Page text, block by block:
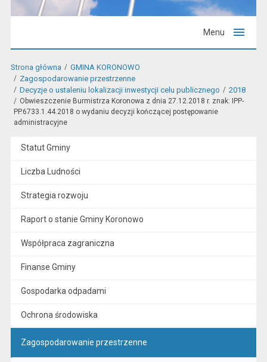
Menu
Strona główna
GMINA KORONOWO
Zagospodarowanie przestrzenne
Decyzje o ustaleniu lokalizacji inwestycji celu publicznego
2018
Obwieszczenie Burmistrza Koronowa z dnia 27.12.2018 r. znak: IPP-
PP.6733.1.44.2018 o wydaniu decyzji kończącej postępowanie
administracyjne
Statut Gminy
Liczba Ludności
Strategia rozwoju
Raport o stanie Gminy Koronowo
Współpraca zagraniczna
Finanse Gminy
Gospodarka odpadami
Ochrona środowiska
Zagospodarowanie przestrzenne